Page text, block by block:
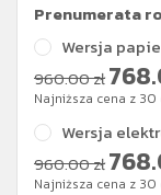
Prenumerata
Wersja
960.00 zł
Najniższa cena z 30
Wersja
960.00 zł
Najniższa cena z 30